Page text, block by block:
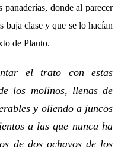
donde al parecer
baja clase y que se lo hacían
de Plauto.
el trato con estas
los molinos, llenas de
y oliendo a juncos
a las que nunca ha
de dos ochavos de los